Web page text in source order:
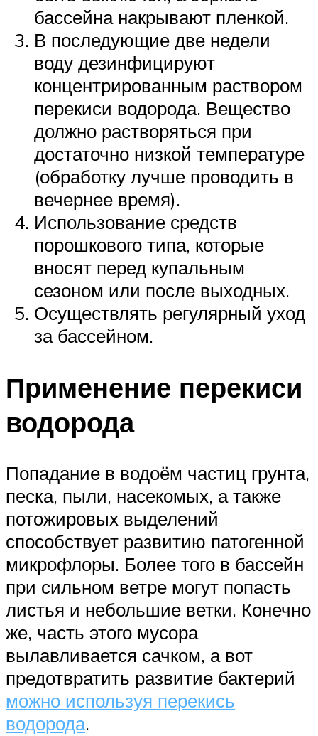
бассейна накрывают пленкой.
В последующие две недели
воду дезинфицируют
концентрированным раствором
перекиси водорода. Вещество
должно растворяться при
достаточно низкой температуре
(обработку лучше проводить в
вечернее время).
Использование средств
порошкового типа, которые
вносят перед купальным
сезоном или после выходных.
Осуществлять регулярный уход
за бассейном.
Применение перекиси
водорода
Попадание в водоём частиц грунта,
песка, пыли, насекомых, а также
потожировых выделений
способствует развитию патогенной
микрофлоры. Более того в бассейн
при сильном ветре могут попасть
листья и небольшие ветки. Конечно
же, часть этого мусора
вылавливается сачком, а вот
предотвратить развитие бактерий
можно используя перекись
водорода.